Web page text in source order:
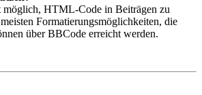
möglich, HTML-Code in Beiträgen zu
Formatierungsmöglichkeiten, die
über BBCode erreicht werden.